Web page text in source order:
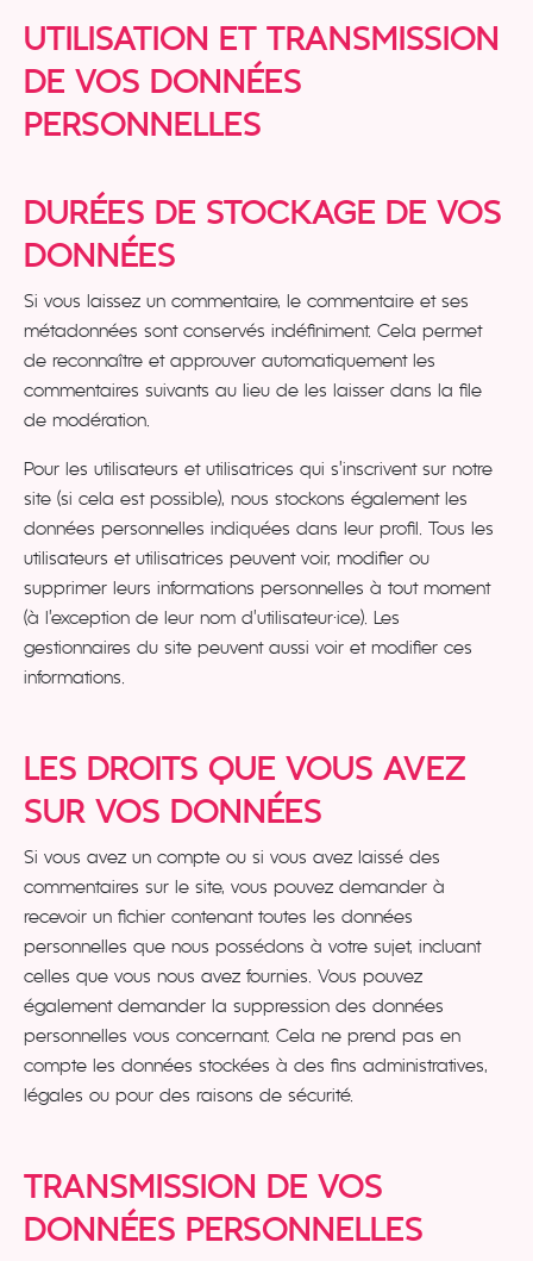
UTILISATION ET TRANSMISSION
DE VOS DONNÉES
PERSONNELLES
DURÉES DE STOCKAGE DE VOS
DONNÉES
Si vous laissez un commentaire, le commentaire et ses
métadonnées sont conservés indéfiniment. Cela permet
de reconnaître et approuver automatiquement les
commentaires suivants au lieu de les laisser dans la file
de modération.
Pour les utilisateurs et utilisatrices qui s’inscrivent sur notre
site (si cela est possible), nous stockons également les
données personnelles indiquées dans leur profil. Tous les
utilisateurs et utilisatrices peuvent voir, modifier ou
supprimer leurs informations personnelles à tout moment
(à l’exception de leur nom d’utilisateur·ice). Les
gestionnaires du site peuvent aussi voir et modifier ces
informations.
LES DROITS QUE VOUS AVEZ
SUR VOS DONNÉES
Si vous avez un compte ou si vous avez laissé des
commentaires sur le site, vous pouvez demander à
recevoir un fichier contenant toutes les données
personnelles que nous possédons à votre sujet, incluant
celles que vous nous avez fournies. Vous pouvez
également demander la suppression des données
personnelles vous concernant. Cela ne prend pas en
compte les données stockées à des fins administratives,
légales ou pour des raisons de sécurité.
TRANSMISSION DE VOS
DONNÉES PERSONNELLES